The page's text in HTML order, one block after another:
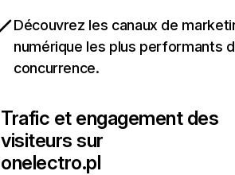
Découvrez les canaux de
numérique les plus performants
concurrence.
Trafic et engagement des
visiteurs sur
onelectro.pl